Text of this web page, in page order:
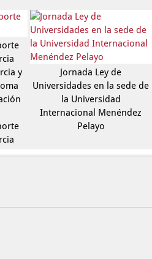
y
Jornada Ley de
Universidades en la sede de
la Universidad
Internacional Menéndez
Pelayo